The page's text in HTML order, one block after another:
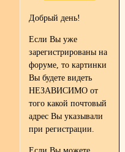
Добрый день!
Если Вы уже
зарегистрированы на
форуме, то картинки
Вы будете видеть
НЕЗАВИСИМО от
того какой почтовый
адрес Вы указывали
при регистрации.